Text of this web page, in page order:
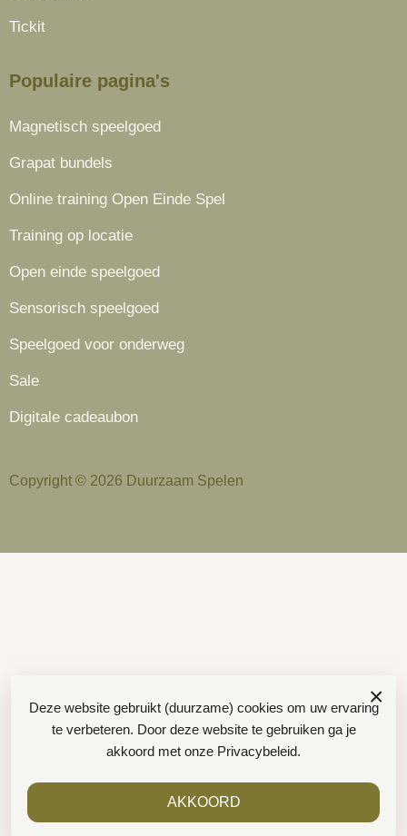
Tickit
Populaire pagina's
Magnetisch speelgoed
Grapat bundels
Online training Open Einde Spel
Training op locatie
Open einde speelgoed
Sensorisch speelgoed
Speelgoed voor onderweg
Sale
Digitale cadeaubon
Copyright © 2026 Duurzaam Spelen
×
Deze website gebruikt (duurzame) cookies om uw ervaring
te verbeteren. Door deze website te gebruiken ga je
akkoord met onze Privacybeleid.
AKKOORD